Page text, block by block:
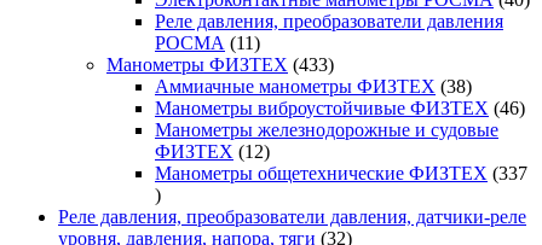
Реле давления, преобразователи давления
РОСМА
1111
товаров
Манометры ФИЗТЕХ 433433
товара
Аммиачные манометры ФИЗТЕХ 3838
товаров
Манометры виброустойчивые ФИЗТЕХ 4646
Манометры железнодорожные и судовые
ФИЗТЕХ
1212
товаров
Манометры общетехнические ФИЗТЕХ 337
337
товаров
Реле давления, преобразователи давления, датчики-реле
уровня, давления, напора, тяги 3232